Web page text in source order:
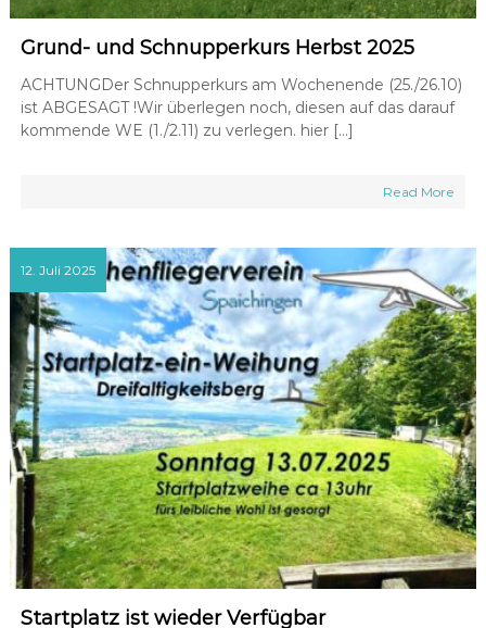
Grund- und Schnupperkurs Herbst 2025
ACHTUNGDer Schnupperkurs am Wochenende (25./26.10)
ist ABGESAGT !Wir überlegen noch, diesen auf das darauf
kommende WE (1./2.11) zu verlegen. hier […]
Read More
12. Juli 2025
Startplatz ist wieder Verfügbar